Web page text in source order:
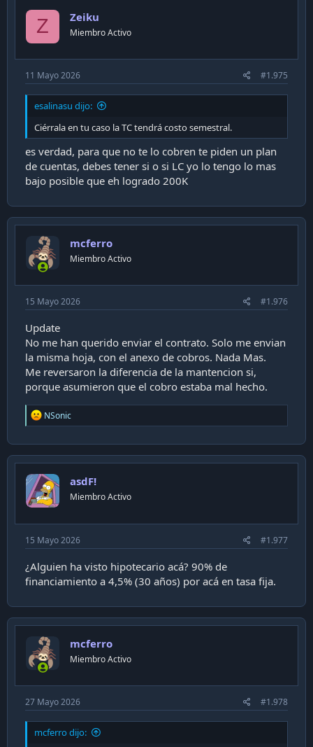
o
n
Z Zeiku
Miembro Activo
11 Mayo 2026 #1.975
esalinasu dijo:
Ciérrala en tu caso la TC tendrá costo semestral.
es verdad, para que no te lo cobren te piden un plan
de cuentas, debes tener si o si LC yo lo tengo lo mas
bajo posible que eh logrado 200K
mcferro
Miembro Activo
15 Mayo 2026 #1.976
Update
No me han querido enviar el contrato. Solo me envian
la misma hoja, con el anexo de cobros. Nada Mas.
Me reversaron la diferencia de la mantencion si,
porque asumieron que el cobro estaba mal hecho.
R
e
c
t
o
n
s
NSonic
asdF!
Miembro Activo
15 Mayo 2026 #1.977
¿Alguien ha visto hipotecario acá? 90% de
financiamiento a 4,5% (30 años) por acá en tasa fija.
mcferro
Miembro Activo
27 Mayo 2026 #1.978
mcferro dijo: